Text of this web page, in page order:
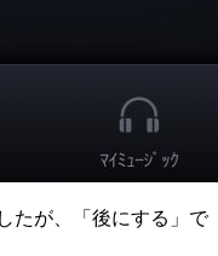
たが、「後にする」で